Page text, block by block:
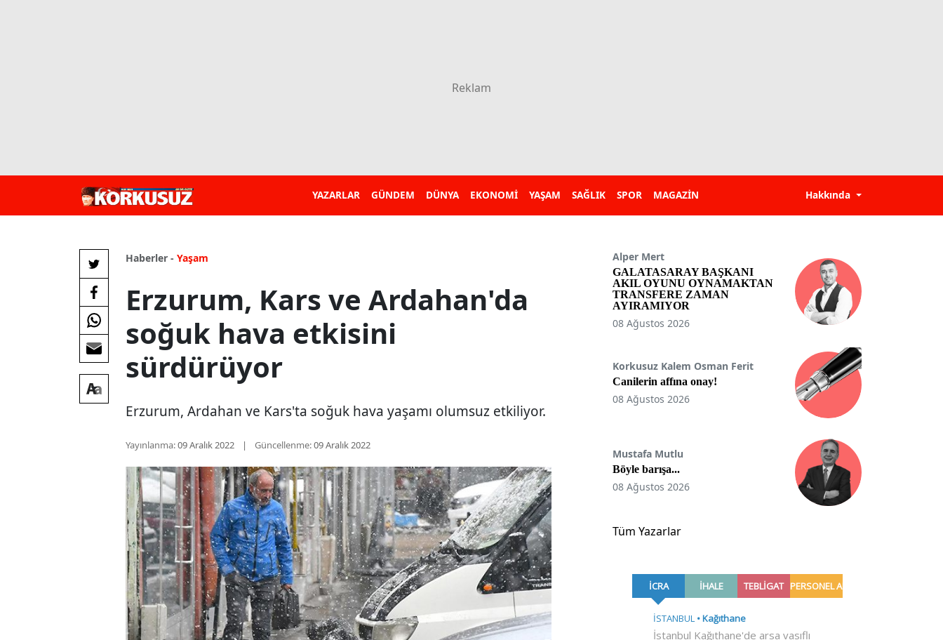
YAZARLAR GÜNDEM DÜNYA EKONOMİ YAŞAM SAĞLIK SPOR MAGAZİN Hakkında
Haberler - Yaşam
Erzurum, Kars ve Ardahan'da
soğuk hava etkisini
sürdürüyor
Erzurum, Ardahan ve Kars'ta soğuk hava yaşamı olumsuz etkiliyor.
Yayınlanma:09 Aralık 2022 Güncellenme:09 Aralık 2022
Alper Mert
GALATASARAY BAŞKANI
AKIL OYUNU OYNAMAKTAN
TRANSFERE ZAMAN
AYIRAMIYOR
08 Ağustos 2026
Korkusuz Kalem Osman Ferit
Canilerin affına onay!
08 Ağustos 2026
Mustafa Mutlu
Böyle barışa...
08 Ağustos 2026
Tüm Yazarlar